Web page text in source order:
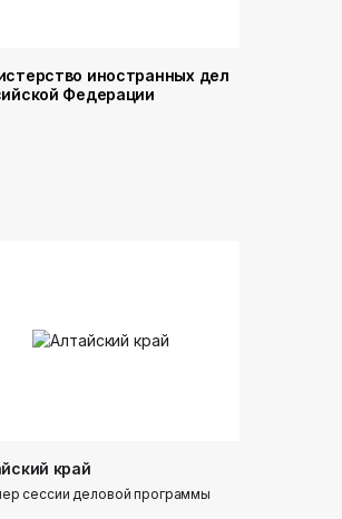
иностранных дел
Федерации
край
сессии деловой программы